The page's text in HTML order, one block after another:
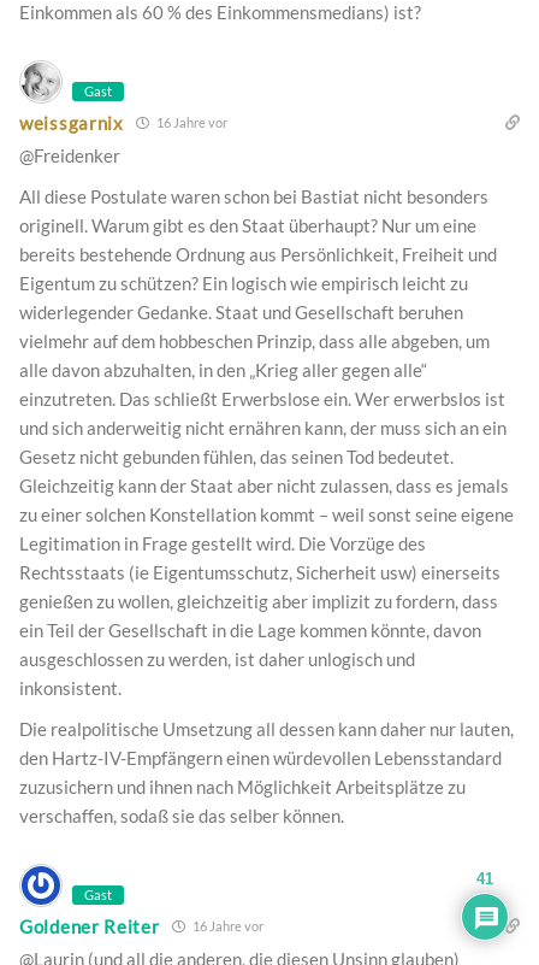
Einkommen als 60 % des Einkommensmedians) ist?
Gast
weissgarnix 16 Jahre vor
@Freidenker
All diese Postulate waren schon bei Bastiat nicht besonders
originell. Warum gibt es den Staat überhaupt? Nur um eine
bereits bestehende Ordnung aus Persönlichkeit, Freiheit und
Eigentum zu schützen? Ein logisch wie empirisch leicht zu
widerlegender Gedanke. Staat und Gesellschaft beruhen
vielmehr auf dem hobbeschen Prinzip, dass alle abgeben, um
alle davon abzuhalten, in den „Krieg aller gegen alle“
einzutreten. Das schließt Erwerbslose ein. Wer erwerbslos ist
und sich anderweitig nicht ernähren kann, der muss sich an ein
Gesetz nicht gebunden fühlen, das seinen Tod bedeutet.
Gleichzeitig kann der Staat aber nicht zulassen, dass es jemals
zu einer solchen Konstellation kommt – weil sonst seine eigene
Legitimation in Frage gestellt wird. Die Vorzüge des
Rechtsstaats (ie Eigentumsschutz, Sicherheit usw) einerseits
genießen zu wollen, gleichzeitig aber implizit zu fordern, dass
ein Teil der Gesellschaft in die Lage kommen könnte, davon
ausgeschlossen zu werden, ist daher unlogisch und
inkonsistent.
Die realpolitische Umsetzung all dessen kann daher nur lauten,
den Hartz-IV-Empfängern einen würdevollen Lebensstandard
zuzusichern und ihnen nach Möglichkeit Arbeitsplätze zu
verschaffen, sodaß sie das selber können.
Gast
Goldener Reiter 16 Jahre vor
@Laurin (und all die anderen, die diesen Unsinn glauben)
41